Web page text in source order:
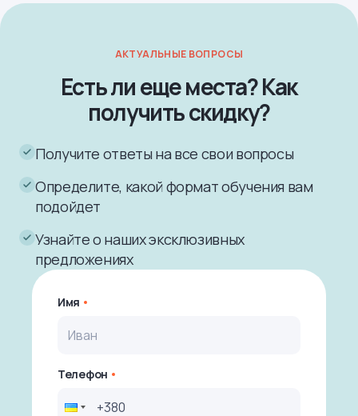
АКТУАЛЬНЫЕ ВОПРОСЫ
Есть ли еще места? Как
получить скидку?
Получите ответы на все свои вопросы
Определите, какой формат обучения вам
подойдет
Узнайте о наших эксклюзивных
предложениях
Имя
Телефон